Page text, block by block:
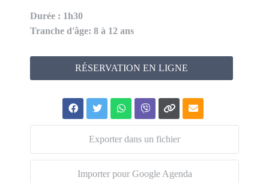
Durée : 1h30
Tranche d'âge: 8 à 12 ans
RÉSERVATION EN LIGNE
Exporter dans un fichier
Importer pour Google Agenda